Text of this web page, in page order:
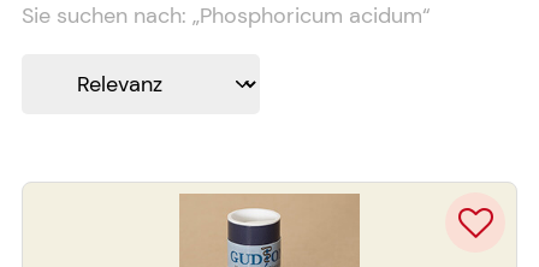
Sie suchen nach: „Phosphoricum acidum“